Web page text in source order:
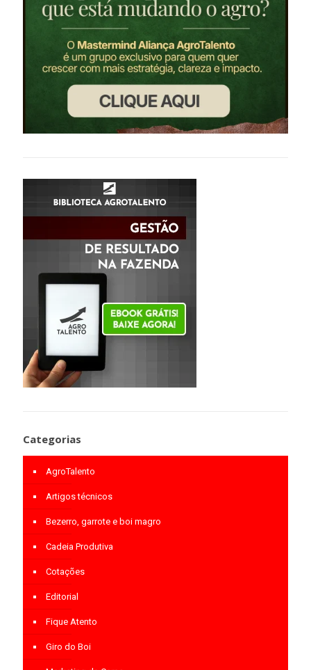
Categorias
AgroTalento
Artigos técnicos
Bezerro, garrote e boi magro
Cadeia Produtiva
Cotações
Editorial
Fique Atento
Giro do Boi